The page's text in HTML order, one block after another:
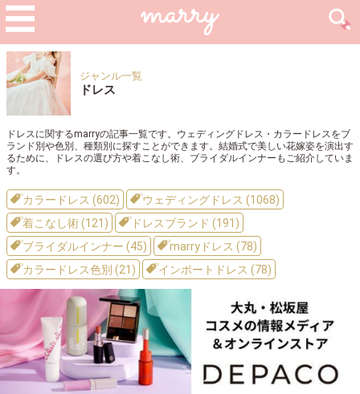
ジャンル一覧
ドレス
ドレスに関するmarryの記事一覧です。ウェディングドレス・カラードレスをブ
ランド別や色別、種類別に探すことができます。結婚式で美しい花嫁姿を演出す
るために、ドレスの選び方や着こなし術、ブライダルインナーもご紹介していま
す。
カラードレス (602)
ウェディングドレス (1068)
着こなし術 (121)
ドレスブランド (191)
ブライダルインナー (45)
marryドレス (78)
カラードレス色別 (21)
インポートドレス (78)